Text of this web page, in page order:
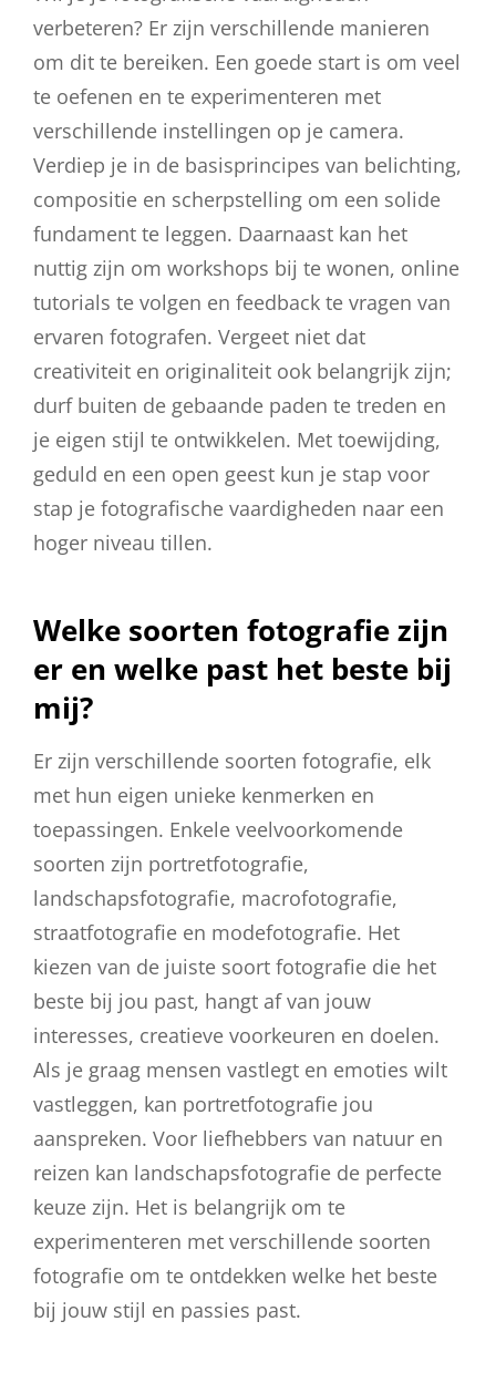
verbeteren? Er zijn verschillende manieren
om dit te bereiken. Een goede start is om veel
te oefenen en te experimenteren met
verschillende instellingen op je camera.
Verdiep je in de basisprincipes van belichting,
compositie en scherpstelling om een solide
fundament te leggen. Daarnaast kan het
nuttig zijn om workshops bij te wonen, online
tutorials te volgen en feedback te vragen van
ervaren fotografen. Vergeet niet dat
creativiteit en originaliteit ook belangrijk zijn;
durf buiten de gebaande paden te treden en
je eigen stijl te ontwikkelen. Met toewijding,
geduld en een open geest kun je stap voor
stap je fotografische vaardigheden naar een
hoger niveau tillen.
Welke soorten fotografie zijn
er en welke past het beste bij
mij?
Er zijn verschillende soorten fotografie, elk
met hun eigen unieke kenmerken en
toepassingen. Enkele veelvoorkomende
soorten zijn portretfotografie,
landschapsfotografie, macrofotografie,
straatfotografie en modefotografie. Het
kiezen van de juiste soort fotografie die het
beste bij jou past, hangt af van jouw
interesses, creatieve voorkeuren en doelen.
Als je graag mensen vastlegt en emoties wilt
vastleggen, kan portretfotografie jou
aanspreken. Voor liefhebbers van natuur en
reizen kan landschapsfotografie de perfecte
keuze zijn. Het is belangrijk om te
experimenteren met verschillende soorten
fotografie om te ontdekken welke het beste
bij jouw stijl en passies past.